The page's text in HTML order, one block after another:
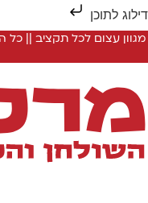
לתוכן
מגוון עצום לכל תקציב || כל